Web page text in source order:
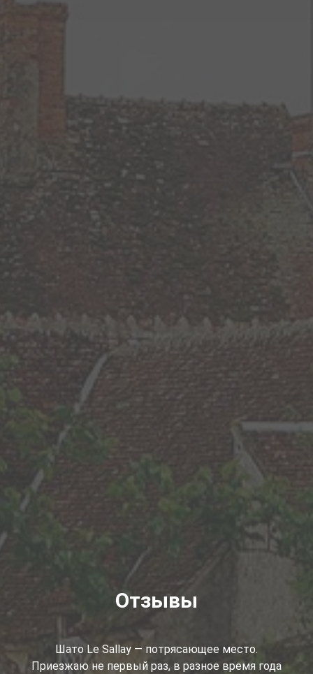
Отзывы
Шато Le Sallay — потрясающее место.
Приезжаю не первый раз, в разное время года